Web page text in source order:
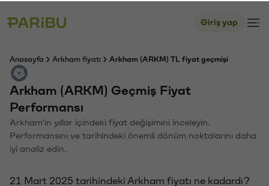
Giriş yap
Anasayfa Arkham fiyatı Arkham (ARKM) TL fiyat geçmişi
Arkham (ARKM) Geçmiş Fiyat
Performansı
Arkham'ın yıllar içindeki fiyat değişimini inceleyin.
Performansını ve tarihindeki önemli dönüm noktalarını daha
iyi analiz edin.
21 Mart 2025 tarihindeki Arkham fiyatı ne kadardı?